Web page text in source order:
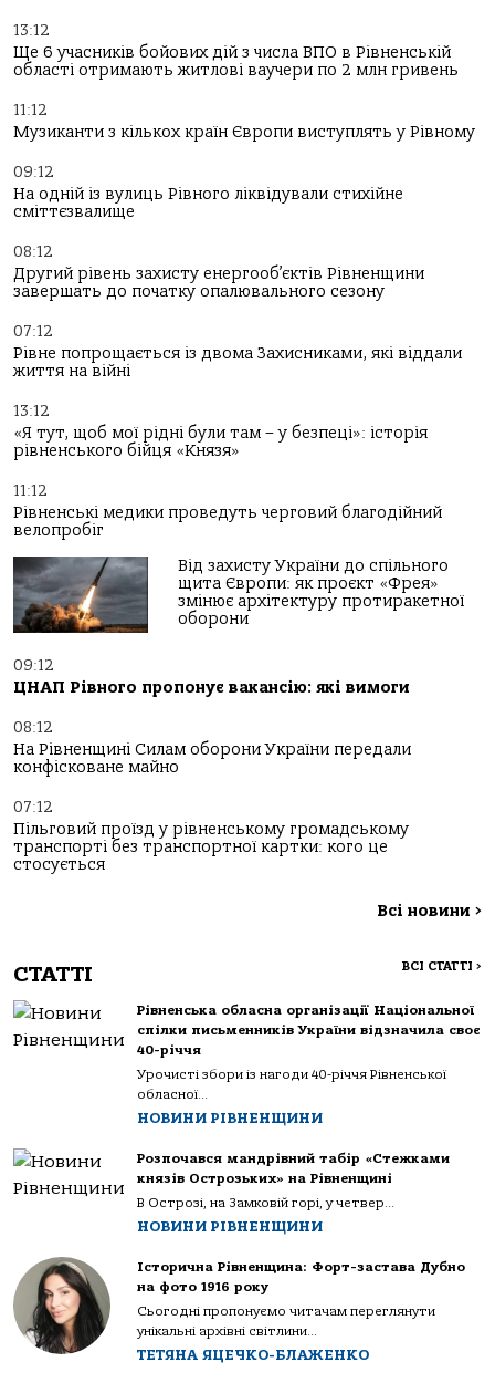
13:12
Ще 6 учасників бойових дій з числа ВПО в Рівненській
області отримають житлові ваучери по 2 млн гривень
11:12
Музиканти з кількох країн Європи виступлять у Рівному
09:12
На одній із вулиць Рівного ліквідували стихійне
сміттєзвалище
08:12
Другий рівень захисту енергооб’єктів Рівненщини
завершать до початку опалювального сезону
07:12
Рівне попрощається із двома Захисниками, які віддали
життя на війні
13:12
«Я тут, щоб мої рідні були там – у безпеці»: історія
рівненського бійця «Князя»
11:12
Рівненські медики проведуть черговий благодійний
велопробіг
Від захисту України до спільного
щита Європи: як проєкт «Фрея»
змінює архітектуру протиракетної
оборони
09:12
ЦНАП Рівного пропонує вакансію: які вимоги
08:12
На Рівненщині Силам оборони України передали
конфісковане майно
07:12
Пільговий проїзд у рівненському громадському
транспорті без транспортної картки: кого це
стосується
Всі новини >
СТАТТІ ВСІ СТАТТІ >
Рівненська обласна організації Національної
спілки письменників України відзначила своє
40-річчя
Урочисті збори із нагоди 40-річчя Рівненської
обласної...
НОВИНИ РІВНЕНЩИНИ
Розпочався мандрівний табір «Стежками
князів Острозьких» на Рівненщині
В Острозі, на Замковій горі, у четвер...
НОВИНИ РІВНЕНЩИНИ
Історична Рівненщина: Форт-застава Дубно
на фото 1916 року
Сьогодні пропонуємо читачам переглянути
унікальні архівні світлини...
ТЕТЯНА ЯЦЕЧКО-БЛАЖЕНКО